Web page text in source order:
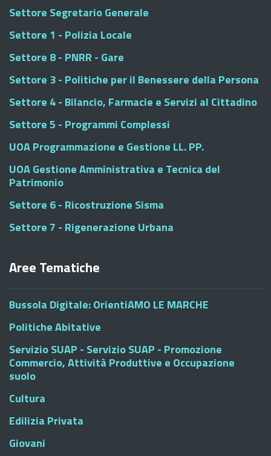
Settore Segretario Generale
Settore 1 - Polizia Locale
Settore 8 - PNRR - Gare
Settore 3 - Politiche per il Benessere della Persona
Settore 4 - Bilancio, Farmacie e Servizi al Cittadino
Settore 5 - Programmi Complessi
UOA Programmazione e Gestione LL. PP.
UOA Gestione Amministrativa e Tecnica del
Patrimonio
Settore 6 - Ricostruzione Sisma
Settore 7 - Rigenerazione Urbana
Aree Tematiche
Bussola Digitale: OrientiAMO LE MARCHE
Politiche Abitative
Servizio SUAP - Servizio SUAP - Promozione
Commercio, Attività Produttive e Occupazione
suolo
Cultura
Edilizia Privata
Giovani